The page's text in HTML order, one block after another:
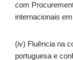
com
internacionais
(iv) Fluência na
portuguesa e